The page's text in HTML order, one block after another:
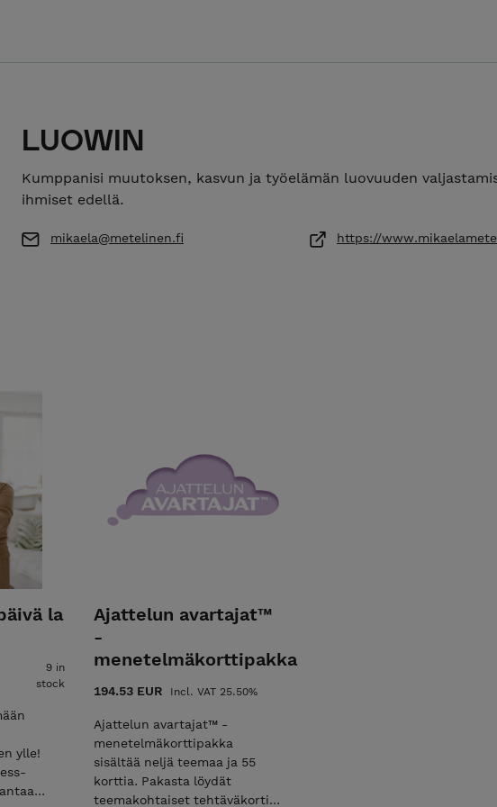
LUOWIN
Kumppanisi muutoksen, kasvun ja työelämän luovuuden
ihmiset edellä.
mikaela@metelinen.fi https://
la
9 in
stock
ylle!
Ajattelun avartajat™
-
menetelmäkorttipakka
194.53 EUR Incl. VAT 25.50%
Ajattelun avartajat™ -
menetelmäkorttipakka
sisältää neljä teemaa ja 55
korttia. Pakasta löydät
teemakohtaiset tehtäväkortit,